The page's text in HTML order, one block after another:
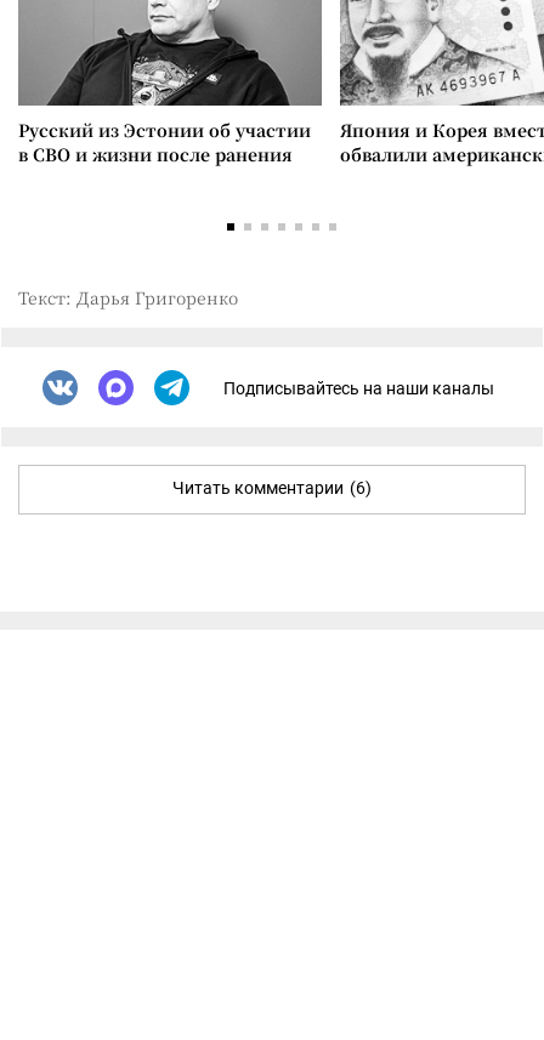
Русский из Эстонии об участии
в СВО и жизни после ранения
Япония и Корея
обвалили
Текст: Дарья Григоренко
Подписывайтесь на наши каналы
Читать комментарии (6)